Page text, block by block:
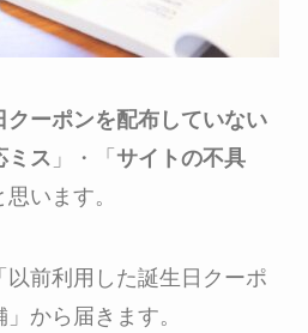
クーポンを配布していない
ミス 」・「 サイトの不具
います。
前利用した誕生日クーポ
から届きます。